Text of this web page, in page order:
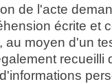
de l'acte
écrite et
moyen d'un
recueilli